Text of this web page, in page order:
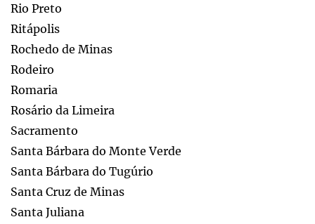
Rio Preto
Ritápolis
Rochedo de Minas
Rodeiro
Romaria
Rosário da Limeira
Sacramento
Santa Bárbara do Monte Verde
Santa Bárbara do Tugúrio
Santa Cruz de Minas
Santa Juliana